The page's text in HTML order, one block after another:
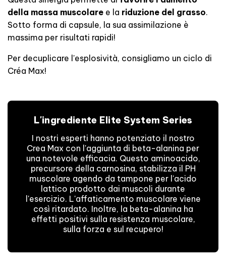
della massa muscolare e la riduzione del grasso.
Sotto forma di capsule, la sua assimilazione è
massima per risultati rapidi!
Per decuplicare l'esplosività, consigliamo un ciclo di
Créa Max!
L'ingrediente Elite System Series
I nostri esperti hanno potenziato il nostro
Crea Max con l'aggiunta di beta-alanina per
una notevole efficacia. Questo aminoacido,
precursore della carnosina, stabilizza il PH
muscolare agendo da tampone per l'acido
lattico prodotto dai muscoli durante
l'esercizio. L'affaticamento muscolare viene
così ritardato. Inoltre, la beta-alanina ha
effetti positivi sulla resistenza muscolare,
sulla forza e sul recupero!